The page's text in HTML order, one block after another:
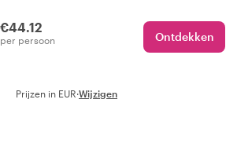
€44.12
per persoon Ontdekken
Prijzen in EUR·Wijzigen